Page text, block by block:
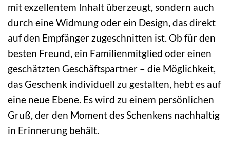
mit exzellentem Inhalt überzeugt, sondern auch
durch eine Widmung oder ein Design, das direkt
auf den Empfänger zugeschnitten ist. Ob für den
besten Freund, ein Familienmitglied oder einen
geschätzten Geschäftspartner – die Möglichkeit,
das Geschenk individuell zu gestalten, hebt es auf
eine neue Ebene. Es wird zu einem persönlichen
Gruß, der den Moment des Schenkens nachhaltig
in Erinnerung behält.